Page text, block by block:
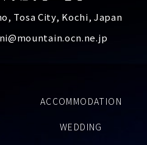
Tosa City, Kochi, Japan
ACCOMMODATION
WEDDING